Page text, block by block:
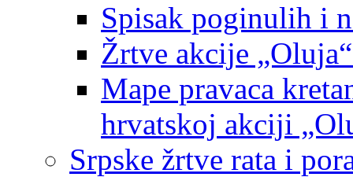
Spisak poginulih i
Žrtve akcije
Mape pravaca
hrvatskoj akciji
Srpske žrtve rata i